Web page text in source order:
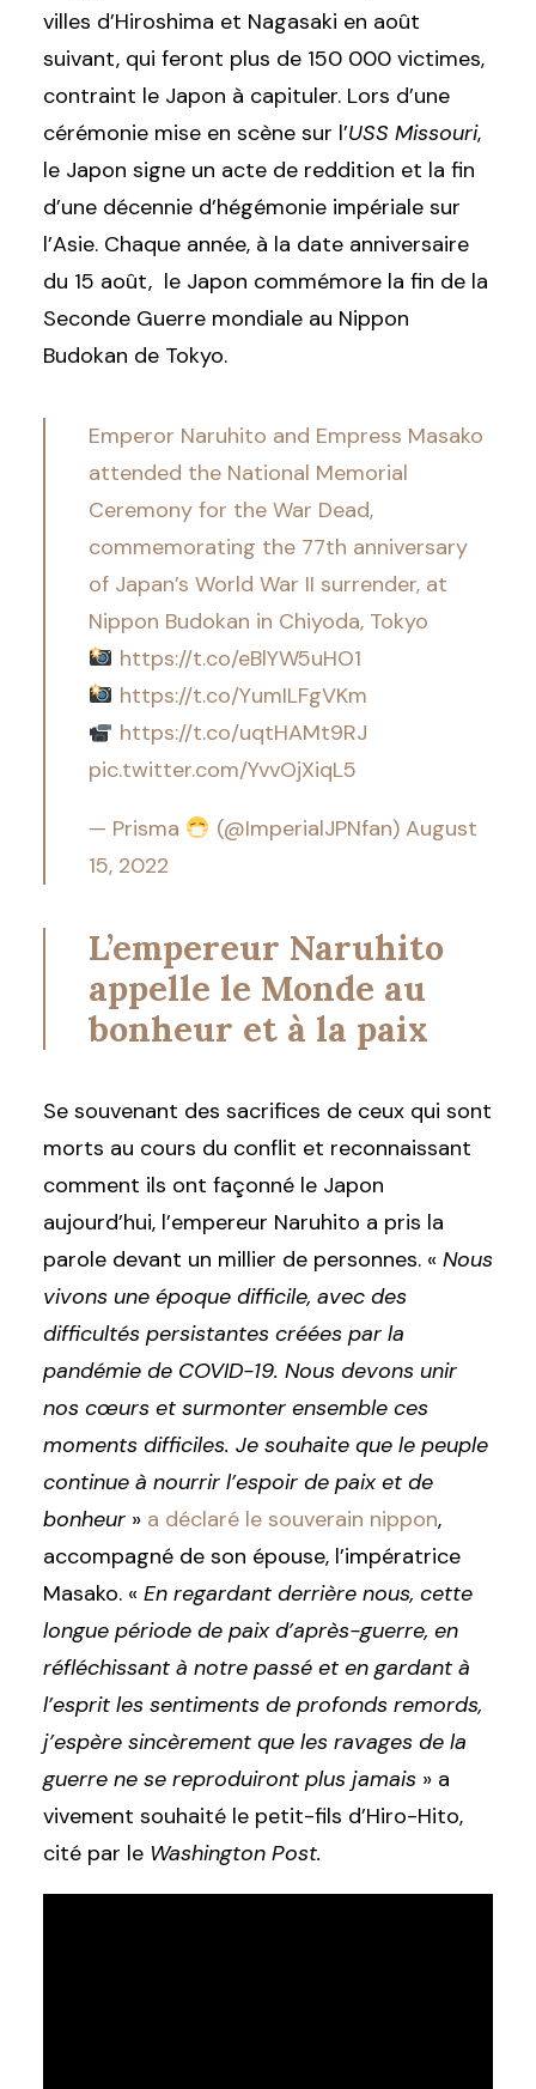
villes d’Hiroshima et Nagasaki en août
suivant, qui feront plus de 150 000 victimes,
contraint le Japon à capituler. Lors d’une
cérémonie mise en scène sur l’USS Missouri,
le Japon signe un acte de reddition et la fin
d’une décennie d’hégémonie impériale sur
l’Asie. Chaque année, à la date anniversaire
du 15 août, le Japon commémore la fin de la
Seconde Guerre mondiale au Nippon
Budokan de Tokyo.
Emperor Naruhito and Empress Masako
attended the National Memorial
Ceremony for the War Dead,
commemorating the 77th anniversary
of Japan’s World War II surrender, at
Nippon Budokan in Chiyoda, Tokyo
https://t.co/eBlYW5uHO1
https://t.co/YumILFgVKm
https://t.co/uqtHAMt9RJ
pic.twitter.com/YvvOjXiqL5
— Prisma (@ImperialJPNfan) August
15, 2022
L’empereur Naruhito
appelle le Monde au
bonheur et à la paix
Se souvenant des sacrifices de ceux qui sont
morts au cours du conflit et reconnaissant
comment ils ont façonné le Japon
aujourd’hui, l’empereur Naruhito a pris la
parole devant un millier de personnes. « Nous
vivons une époque difficile, avec des
difficultés persistantes créées par la
pandémie de COVID-19. Nous devons unir
nos cœurs et surmonter ensemble ces
moments difficiles. Je souhaite que le peuple
continue à nourrir l’espoir de paix et de
bonheur » a déclaré le souverain nippon,
accompagné de son épouse, l’impératrice
Masako. « En regardant derrière nous, cette
longue période de paix d’après-guerre, en
réfléchissant à notre passé et en gardant à
l’esprit les sentiments de profonds remords,
j’espère sincèrement que les ravages de la
guerre ne se reproduiront plus jamais » a
vivement souhaité le petit-fils d’Hiro-Hito,
cité par le Washington Post.